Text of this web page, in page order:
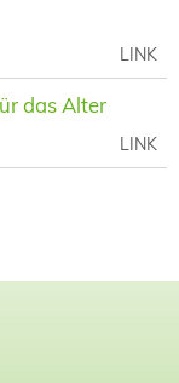
LINK
das Alter
LINK